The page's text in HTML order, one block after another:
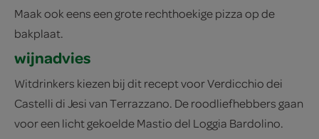
Maak ook eens een grote rechthoekige pizza op de
bakplaat.
wijnadvies
Witdrinkers kiezen bij dit recept voor Verdicchio dei
Castelli di Jesi van Terrazzano. De roodliefhebbers gaan
voor een licht gekoelde Mastio del Loggia Bardolino.